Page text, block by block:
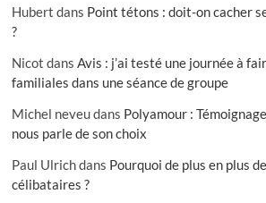
Hubert dans Point tétons : doit-on cacher
?
Nicot dansAvis : j’ai testé une journée à
familiales dans une séance de groupe
Michel neveudans Polyamour :
nous parle de son choix
Paul Ulrichdans Pourquoi de plus en plus
célibataires ?